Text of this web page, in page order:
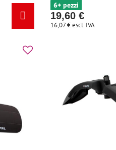
6+ pezzi
19,60 €
16,07 €escl. IVA